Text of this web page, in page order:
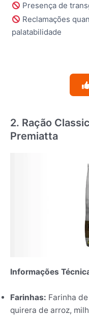
Presença de
Reclamações
palatabilidade
2. Ração
Premiatta
Informações
Farinhas: Farinha
quirera de arroz,